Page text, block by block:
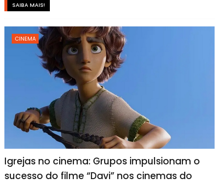
SAIBA MAIS!
CINEMA
Igrejas no cinema: Grupos impulsionam o
sucesso do filme “Davi” nos cinemas do